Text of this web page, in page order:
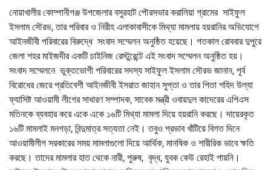
নোয়াখালীর কোম্পানীগঞ্জ উপজেলার বসুরহাট পৌরসভার করালিয়া গ্রামের সাইফুল
ইসলাম সৌরভ, তার পরিবার ও নিরীহ এলাকাবাসীকে মিথ্যা মামলায় হয়রানির অভিযোগে
আইনজীবী পরিবারের বিরুদ্ধে সংবাদ সম্মেলন অনুষ্ঠিত হয়েছে। গতকাল রোববার দুপুরে
জেলা শহর মাইজদীর একটি চাইনিজ রেস্টুরেন্টে এই সংবাদ সম্মেলন অনুষ্ঠিত হয়।
সংবাদ সম্মেলনে ভুক্তভোগী পরিবারের সদস্য সাইফুল ইসলাম সৌরভ জানান, পূর্ব
বিরোধের জেরে প্রতিবেশী আইনজীবী ইসরাত জাহান সুপ্তা ও তার পিতা শহিদ উল্যা
ফ্যাসিষ্ট আওয়ামী লীগের সাধারণ সম্পাদক, সাবেক মন্ত্রী ওবায়দুল কাদেরের এপিএস
মতিনকে ব্যবহার করে একে একে ১৬টি মিথ্যা মামলা দিয়ে হয়রানি করছে। দায়েরকৃত
১৬টি মামলাই মনগড়া, বিন্দুমাত্র সত্যতা নেই। তবুও প্রভাব খাঁটিয়ে বিগত দিনে
আওয়ামীলীগ সরকারের সময় মামলাগুলো দিয়ে আর্থিক, মানষিক ও শারীরিক ভাবে ক্ষতি
করছে। তাদের মামলার হাত থেকে নারী, পুরুষ, বৃদ্ধ, যুবক কেউ রেহাই পায়নি।